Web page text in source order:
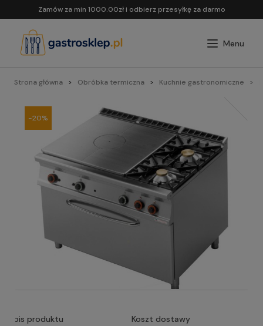
Zamów za min 1000.00zł i odbierz przesyłkę za darmo
Strona główna Obróbka termiczna Kuchnie gastronomiczne
-20%
Opis produktu Koszt dostawy